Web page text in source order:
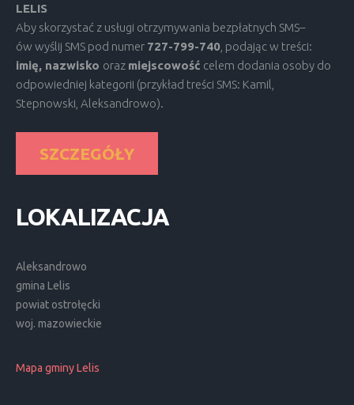
LELIS
Aby skorzystać z usługi otrzymywania bezpłatnych SMS–
ów wyślij SMS pod numer 727-799-740 , podając w treści:
imię, nazwisko oraz miejscowość celem dodania osoby do
odpowiedniej kategorii (przykład treści SMS: Kamil,
Stepnowski, Aleksandrowo).
SZCZEGÓŁY
LOKALIZACJA
Aleksandrowo
gmina Lelis
powiat ostrołęcki
woj. mazowieckie
Mapa gminy Lelis